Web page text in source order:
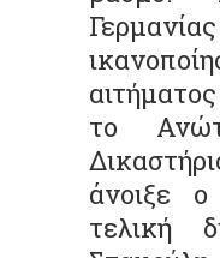
το
άνοιξε
τελική